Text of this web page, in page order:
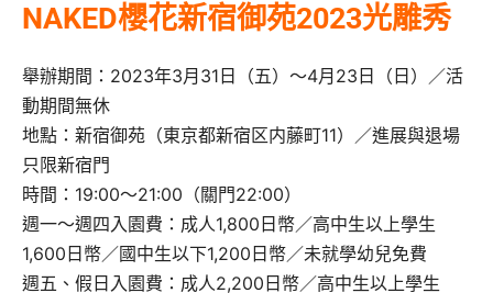
NAKED櫻花新宿御苑2023光雕秀
舉辦期間：2023年3月31日（五）～4月23日（日）／活
動期間無休
地點：新宿御苑（東京都新宿区内藤町11）／進展與退場
只限新宿門
時間：19:00〜21:00（關門22:00）
週一～週四入園費：成人1,800日幣／高中生以上學生
1,600日幣／國中生以下1,200日幣／未就學幼兒免費
週五、假日入園費：成人2,200日幣／高中生以上學生